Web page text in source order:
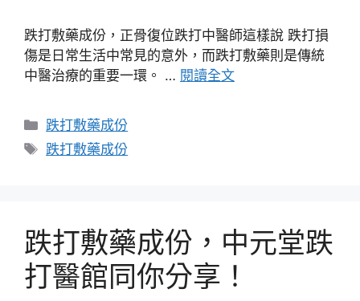
跌打敷藥成份，正骨復位跌打中醫師這樣說 跌打損
傷是日常生活中常見的意外，而跌打敷藥則是傳統
中醫治療的重要一環。 … 閱讀全文
分
類
跌打敷藥成份
標
跌打敷藥成份
跌打敷藥成份，中元堂跌
打醫館同你分享！